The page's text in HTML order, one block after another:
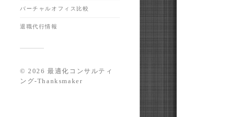
バーチャルオフィス比較
退職代行情報
© 2026最適化コンサルティ
ング-Thanksmaker